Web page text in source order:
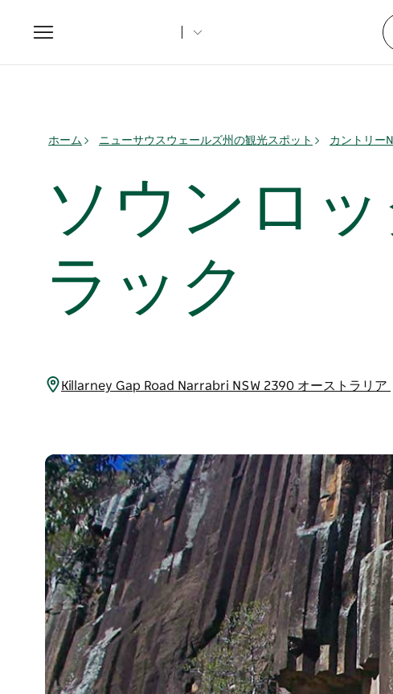
Toggle
navigation
ホーム ニューサウスウェールズ州の観光スポット カントリー
ソウンロ
ラック
Killarney Gap Road Narrabri NSW 2390 オーストラリア